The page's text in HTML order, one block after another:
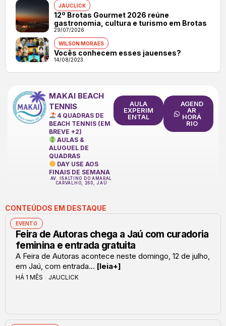
JAUCLICK
12º Brotas Gourmet 2026 reúne
gastronomia, cultura e turismo em Brotas
29/07/2026
WILSON MORAES
Vocês conhecem esses jauenses?
14/08/2023
MAKAI BEACH
TENNIS
4 QUADRAS DE
BEACH TENNIS (EM
BREVE +2)
AULAS &
ALUGUEL DE
QUADRAS
DAY USE AOS
FINAIS DE SEMANA
AV. ISALTINO DO AMARAL
CARVALHO, 260, JAÚ
AULA
EXPERIM
ENTAL
AGEND
AR
HORÁ
RIO
CONTEÚDOS EM DESTAQUE
EVENTO
Feira de Autoras chega a Jaú com curadoria
feminina e entrada gratuita
A Feira de Autoras acontece neste domingo, 12 de julho,
em Jaú, com entrada... [leia+]
HÁ 1 MÊS JAUCLICK